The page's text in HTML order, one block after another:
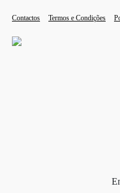
Contactos Termos e Condições